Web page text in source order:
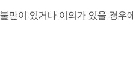
만이 있거나 이의가 있을 경우